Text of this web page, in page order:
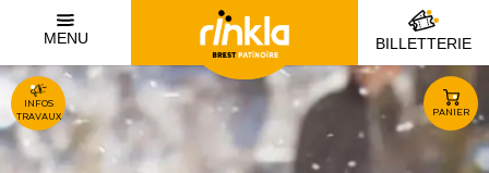
MENU
INFOS
TRAVAUX
BILLETTERIE
PANIER